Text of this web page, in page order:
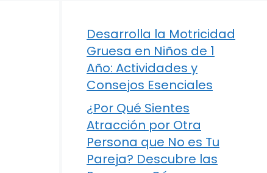
Desarrolla la Motricidad
Gruesa en Niños de 1
Año: Actividades y
Consejos Esenciales
¿Por Qué Sientes
Atracción por Otra
Persona que No es Tu
Pareja? Descubre las